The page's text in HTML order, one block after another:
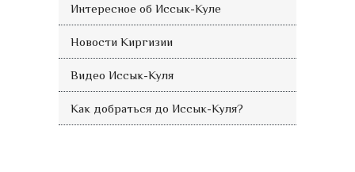
Интересное об Иссык-Куле
Новости Киргизии
Видео Иссык-Куля
Как добраться до Иссык-Куля?